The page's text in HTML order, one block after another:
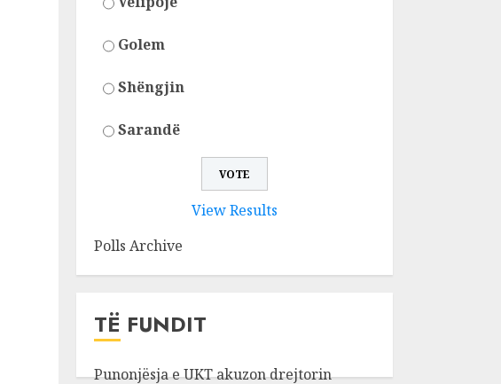
Golem
Shëngjin
Sarandë
View Results
Polls Archive
TË FUNDIT
Punonjësja e UKT akuzon drejtorin